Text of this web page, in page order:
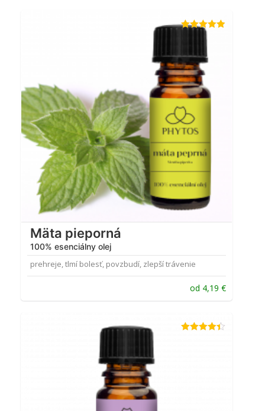
Mäta pieporná
100% esenciálny olej
prehreje, tlmí bolesť, povzbudí, zlepší trávenie
Hodnotenie
od 4,19 €